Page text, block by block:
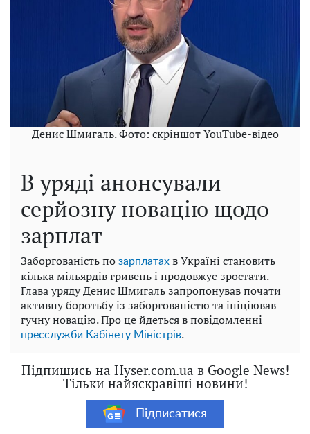
Денис Шмигаль. Фото: скріншот YouTube-відео
В уряді анонсували
серйозну новацію щодо
зарплат
Заборгованість по зарплатах в Україні становить
кілька мільярдів гривень і продовжує зростати.
Глава уряду Денис Шмигаль запропонував почати
активну боротьбу із заборгованістю та ініціював
гучну новацію. Про це йдеться в повідомленні
пресслужби Кабінету Міністрів.
Підпишись на Hyser.com.ua в Google News!
Тільки найяскравіші новини!
Підписатися